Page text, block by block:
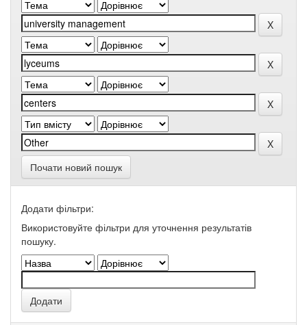
Почати новий пошук
Додати фільтри:
Використовуйте фільтри для уточнення результатів
пошуку.